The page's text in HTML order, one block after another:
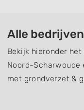
Alle
Bekijk hieronder
Noord-Scharwoude
met grondverzet &